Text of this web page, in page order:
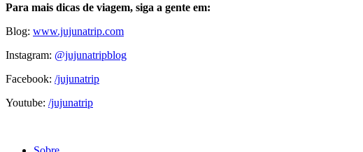
Para mais dicas de viagem, siga a gente em:
Blog: www.jujunatrip.com
Instagram: @jujunatripblog
Facebook: /jujunatrip
Youtube: /jujunatrip